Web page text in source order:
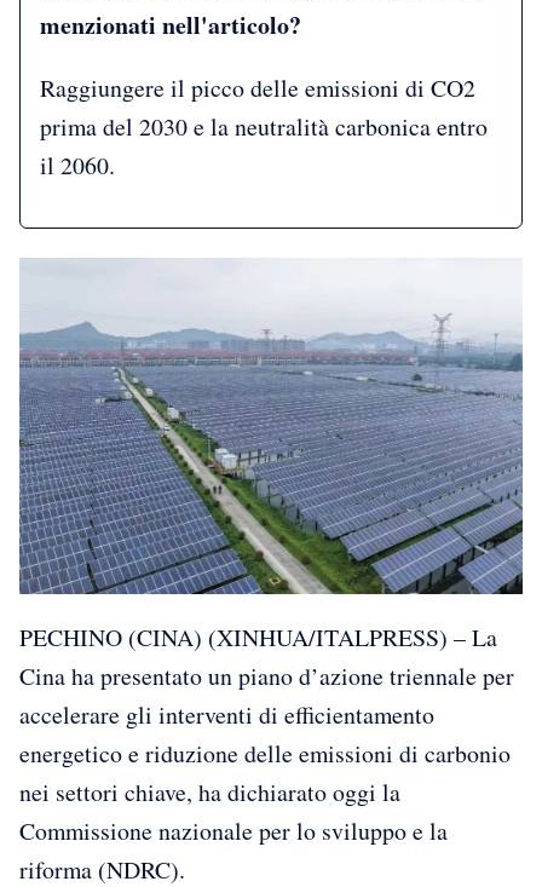
menzionati nell'articolo?
Raggiungere il picco delle emissioni di CO2
prima del 2030 e la neutralità carbonica entro
il 2060.
PECHINO (CINA) (XINHUA/ITALPRESS) – La
Cina ha presentato un piano d’azione triennale per
accelerare gli interventi di efficientamento
energetico e riduzione delle emissioni di carbonio
nei settori chiave, ha dichiarato oggi la
Commissione nazionale per lo sviluppo e la
riforma (NDRC).